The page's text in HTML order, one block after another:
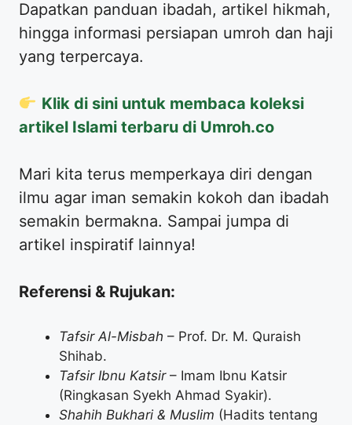
Dapatkan panduan ibadah, artikel hikmah,
hingga informasi persiapan umroh dan haji
yang terpercaya.
Klik di sini untuk membaca koleksi
artikel Islami terbaru di Umroh.co
​Mari kita terus memperkaya diri dengan
ilmu agar iman semakin kokoh dan ibadah
semakin bermakna. Sampai jumpa di
artikel inspiratif lainnya!
Referensi & Rujukan:
Tafsir Al-Misbah – Prof. Dr. M. Quraish
Shihab.
Tafsir Ibnu Katsir– Imam Ibnu Katsir
(Ringkasan Syekh Ahmad Syakir).
Shahih Bukhari & Muslim (Hadits tentang